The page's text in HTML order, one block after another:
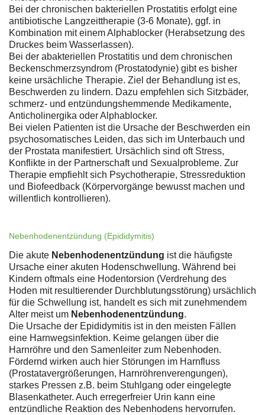
Bei der chronischen bakteriellen Prostatitis erfolgt eine
antibiotische Langzeittherapie (3-6 Monate), ggf. in
Kombination mit einem Alphablocker (Herabsetzung des
Druckes beim Wasserlassen).
Bei der abakteriellen Prostatitis und dem chronischen
Beckenschmerzsyndrom (Prostatodynie) gibt es bisher
keine ursächliche Therapie. Ziel der Behandlung ist es,
Beschwerden zu lindern. Dazu empfehlen sich Sitzbäder,
schmerz- und entzündungshemmende Medikamente,
Anticholinergika oder Alphablocker.
Bei vielen Patienten ist die Ursache der Beschwerden ein
psychosomatisches Leiden, das sich im Unterbauch und
der Prostata manifestiert. Ursächlich sind oft Stress,
Konflikte in der Partnerschaft und Sexualprobleme. Zur
Therapie empfiehlt sich Psychotherapie, Stressreduktion
und Biofeedback (Körpervorgänge bewusst machen und
willentlich kontrollieren).
Nebenhodenentzündung (Epididymitis)
Die akute Nebenhodenentzündung ist die häufigste
Ursache einer akuten Hodenschwellung. Während bei
Kindern oftmals eine Hodentorsion (Verdrehung des
Hoden mit resultierender Durchblutungsstörung) ursächlich
für die Schwellung ist, handelt es sich mit zunehmendem
Alter meist um Nebenhodenentzündung.
Die Ursache der Epididymitis ist in den meisten Fällen
eine Harnwegsinfektion. Keime gelangen über die
Harnröhre und den Samenleiter zum Nebenhoden.
Fördernd wirken auch hier Störungen im Harnfluss
(Prostatavergrößerungen, Harnröhrenverengungen),
starkes Pressen z.B. beim Stuhlgang oder eingelegte
Blasenkatheter. Auch erregerfreier Urin kann eine
entzündliche Reaktion des Nebenhodens hervorrufen.